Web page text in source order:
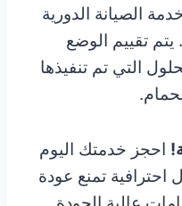
الصيانة الدورية
تقييم الوضع
التي تم تنفيذها
احجز خدمتك اليوم
احترافية تمنع عودة